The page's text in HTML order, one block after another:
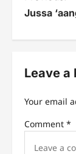
o
s
t
a
v
Jussa
Leave a
Your email
Comment *